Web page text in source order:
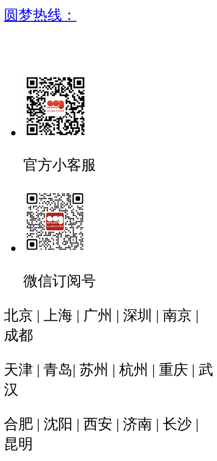
圆梦热线：
官方小客服
微信订阅号
北京 | 上海 | 广州 | 深圳 | 南京 |
成都
天津 | 青岛| 苏州 | 杭州 | 重庆 | 武
汉
合肥 | 沈阳 | 西安 | 济南 | 长沙 |
昆明